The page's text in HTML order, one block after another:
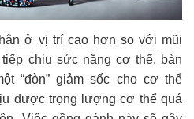
ở vị trí cao hơn so với mũi
chịu sức nặng cơ thể, bàn
“đòn” giảm sốc cho cơ thể
được trọng lượng cơ thể quá